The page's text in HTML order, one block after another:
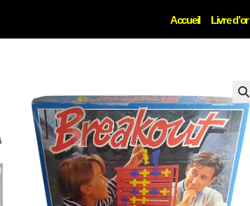
Accueil Livre d’or
🔍